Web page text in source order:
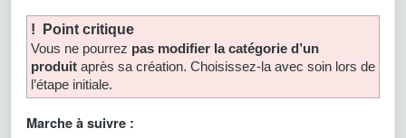
! Point critique
Vous ne pourrez pas modifier la catégorie d’un
produit après sa création. Choisissez-la avec soin lors de
l’étape initiale.
Marche à suivre :